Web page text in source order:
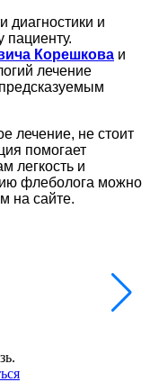
диагностики и
пациенту.
Корешкова и
лечение
лечение, не стоит
помогает
легкость и
флеболога можно
на сайте.